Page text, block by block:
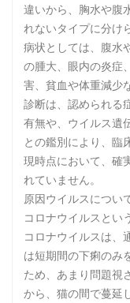
違いから、胸水や腹
れないタイプに分け
病状としては、腹水
の腫大、眼内の炎症
害、貧血や体重減少
診断は、認められる
有無や、ウイルス遺
との鑑別により、臨
現時点において、確
れていません。
原因ウイルスについ
コロナウイルスとい
コロナウイルスは、
は短期間の下痢のみ
ため、あまり問題視
から、猫の間で蔓延